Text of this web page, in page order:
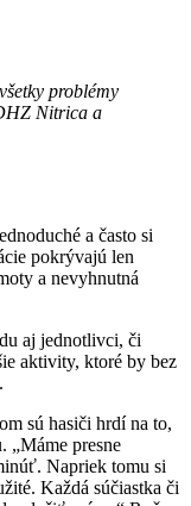
problémy
Nitrica a
a často si
pokrývajú len
a nevyhnutná
aj jednotlivci, či
aktivity, ktoré by bez
sú hasiči hrdí na to,
„Máme presne
Napriek tomu si
Každá súčiastka či